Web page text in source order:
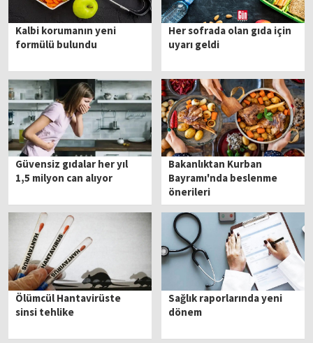
Kalbi korumanın yeni
formülü bulundu
Her sofrada olan gıda için
uyarı geldi
Güvensiz gıdalar her yıl
1,5 milyon can alıyor
Bakanlıktan Kurban
Bayramı'nda beslenme
önerileri
Ölümcül Hantavirüste
sinsi tehlike
Sağlık raporlarında yeni
dönem